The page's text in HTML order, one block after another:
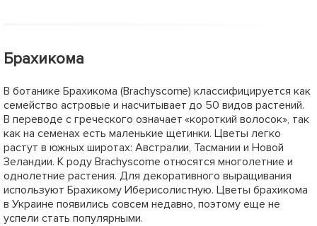
Брахикома
В ботанике Брахикома (Brachyscome) классифицируется как
семейство астровые и насчитывает до 50 видов растений.
В переводе с греческого означает «короткий волосок», так
как на семенах есть маленькие щетинки. Цветы легко
растут в южных широтах: Австралии, Тасмании и Новой
Зеландии. К роду Brachyscome относятся многолетние и
однолетние растения. Для декоративного выращивания
используют Брахикому Иберисолистную. Цветы брахикома
в Украине появились совсем недавно, поэтому еще не
успели стать популярными.